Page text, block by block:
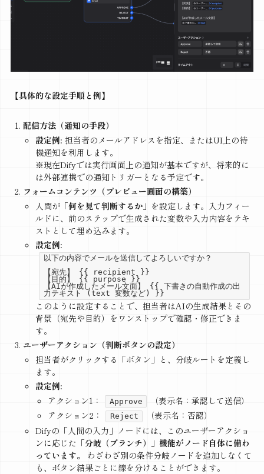
【具体的な設定手順と例】
配信方法（通知の手段）
設定例: 担当者のメールアドレスを指定、またはUI上の待
機通知を利用します。
※現在Difyでは実行画面上の通知が基本ですが、将来的に
は外部連携での通知トリガーとなる予定です。
フォームコンテンツ（プレビュー画面の構築）
人間が「何を見て判断するか」 を設定します。入力フィー
ルドに、前のステップで生成された変数や入力内容をテキ
ストとして埋め込みます。
設定例:
以下の内容でメールを送信してよろしいですか？
【宛先】 {{ recipient }}
【目的】 {{ purpose }}
【AIが作成したメール文面】 {{ 下書きの自動作成の出
力テキスト (text 変数など) }}
このように設定することで、担当者はAIの生成結果とその
背景（宛先や目的）をワンストップで確認・修正できま
す。
ユーザーアクション（判断ボタンの設定）
担当者がクリックする「ボタン」と、分岐ルートを定義し
ます。
設定例:
アクション1：
Approve
（表示名：承認して送信）
アクション2：
Reject
（表示名：否認）
Difyの「人間の入力」ノードには、このユーザーアクショ
ンに応じた 「分岐（ブランチ）」機能がノード自体に備わ
っています。
わざわざ別の条件分岐ノードを追加しなくて
も、ボタン結果ごとに線を分けることができます。